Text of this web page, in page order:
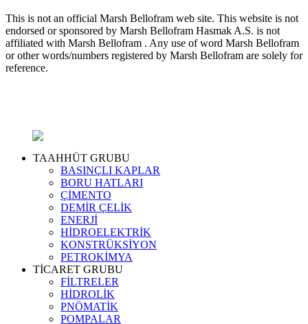
This is not an official Marsh Bellofram web site. This website is not
endorsed or sponsored by Marsh Bellofram Hasmak A.S. is not
affiliated with Marsh Bellofram . Any use of word Marsh Bellofram
or other words/numbers registered by Marsh Bellofram are solely for
reference.
TAAHHÜT GRUBU
BASINÇLI KAPLAR
BORU HATLARI
ÇİMENTO
DEMİR ÇELİK
ENERJİ
HİDROELEKTRİK
KONSTRÜKSİYON
PETROKİMYA
TİCARET GRUBU
FİLTRELER
HİDROLİK
PNÖMATİK
POMPALAR